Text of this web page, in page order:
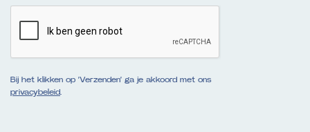
Bij het klikken op ‘Verzenden’ ga je akkoord met ons
privacybeleid